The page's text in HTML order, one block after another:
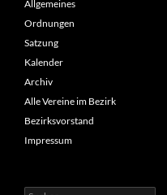
Allgemeines
Ordnungen
Satzung
Kalender
Archiv
Alle Vereine im Bezirk
Bezirksvorstand
Impressum